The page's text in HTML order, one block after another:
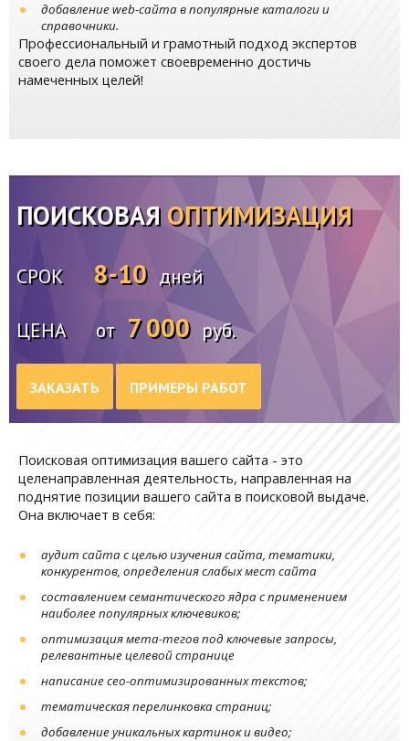
добавление web-сайта в популярные каталоги и
справочники.
Профессиональный и грамотный подход экспертов
своего дела поможет своевременно достичь
намеченных целей!
ПОИСКОВАЯ ОПТИМИЗАЦИЯ
СРОК 8-10 дней
ЦЕНА от 7 000 руб.
ЗАКАЗАТЬ ПРИМЕРЫ РАБОТ
Поисковая оптимизация вашего сайта - это
целенаправленная деятельность, направленная на
поднятие позиции вашего сайта в поисковой выдаче.
Она включает в себя:
аудит сайта с целью изучения сайта, тематики,
конкурентов, определения слабых мест сайта
составлением семантического ядра с применением
наиболее популярных ключевиков;
оптимизация мета-тегов под ключевые запросы,
релевантные целевой странице
написание сео-оптимизированных текстов;
тематическая перелинковка страниц;
добавление уникальных картинок и видео;